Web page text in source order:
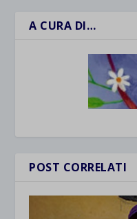
A CURA DI…
POST CORRELATI